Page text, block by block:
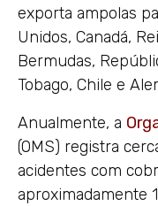
exporta ampolas
Unidos, Canadá,
Bermudas,
Tobago, Chile e
Anualmente, a
(OMS) registra
acidentes com
aproximadamente